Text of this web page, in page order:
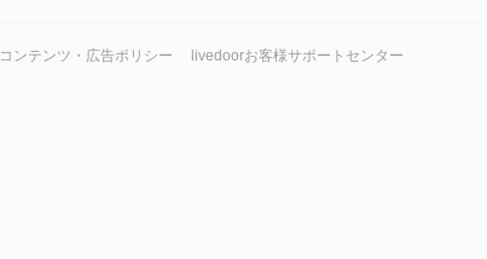
コンテンツ・広告ポリシー livedoorお客様サポートセンター